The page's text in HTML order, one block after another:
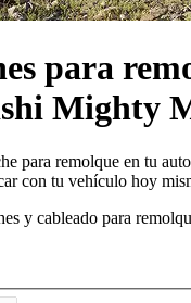
para
Mighty
para remolque en tu
con tu vehículo hoy
y cableado para